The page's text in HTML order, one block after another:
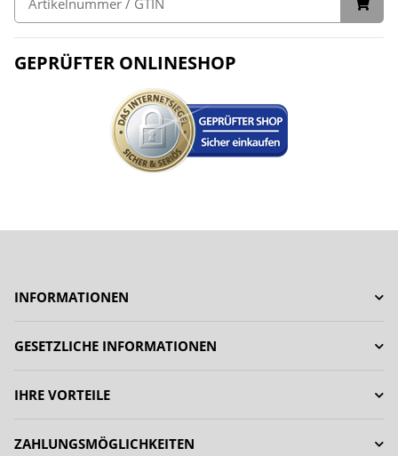
GEPRÜFTER ONLINESHOP
INFORMATIONEN
GESETZLICHE INFORMATIONEN
IHRE VORTEILE
ZAHLUNGSMÖGLICHKEITEN